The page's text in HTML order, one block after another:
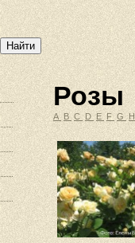
Розы
A B C D E F G